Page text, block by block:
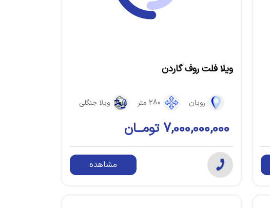
ویلا فلت روف گاردن
رویان 280 متر ویلا جنگلی
7,000,000,000 تومــان
مشاهده